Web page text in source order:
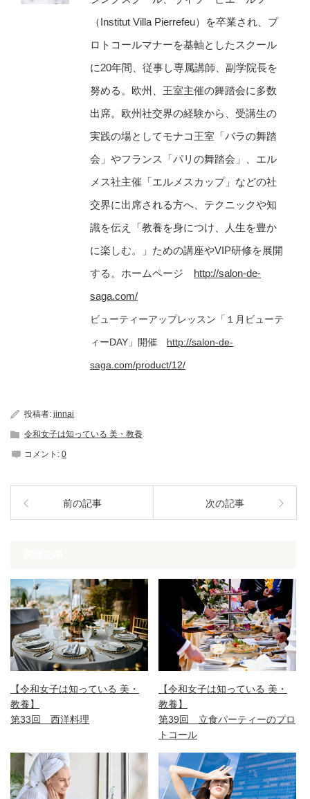
（Institut Villa Pierrefeu）を卒業され、プ
ロトコールマナーを基軸としたスクール
に20年間、従事し専属講師、副学院長を
努める。欧州、王室主催の舞踏会に多数
出席。欧州社交界の経験から、受講生の
実践の場としてモナコ王室「バラの舞踏
会」やフランス「パリの舞踏会」、エル
メス社主催「エルメスカップ」などの社
交界に出席される方へ、テクニックや知
識を伝え「教養を身につけ、人生を豊か
に楽しむ。」ための講座やVIP研修を展開
する。ホームページ
http://salon-de-
saga.com/
ビューティーアップレッスン「１月ビューテ
ィーDAY」開催 http://salon-de-
saga.com/product/12/
投稿者: jinnai
令和女子は知っている 美・教養
コメント: 0
前の記事 次の記事
【令和女子は知っている 美・
教養】
第33回 西洋料理
【令和女子は知っている 美・
教養】
第39回 立食パーティーのプロ
トコール